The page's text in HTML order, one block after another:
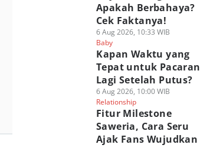
Apakah Berbahaya?
Cek Faktanya!
6 Aug 2026, 10:33 WIB
Baby
⁠Kapan Waktu yang
Tepat untuk Pacaran
Lagi Setelah Putus?
6 Aug 2026, 10:00 WIB
Relationship
Fitur Milestone
Saweria, Cara Seru
Ajak Fans Wujudkan